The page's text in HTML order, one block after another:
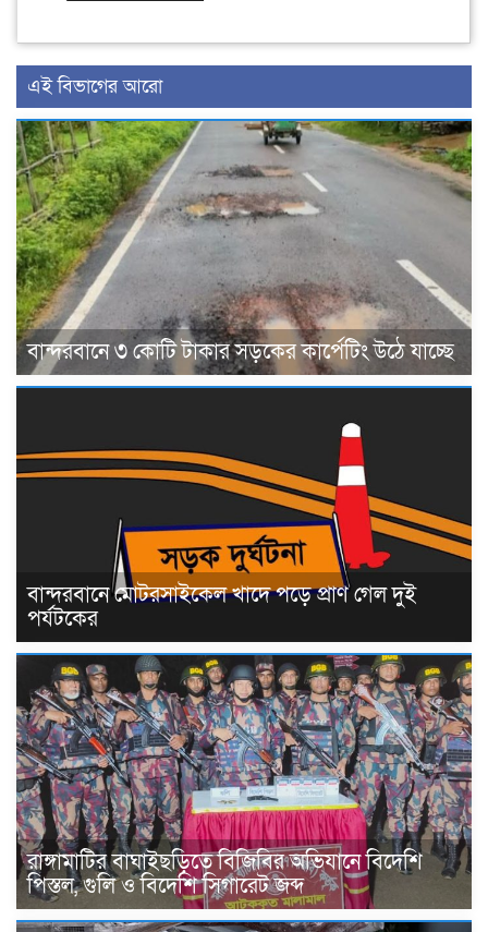
এই বিভাগের আরো
বান্দরবানে ৩ কোটি টাকার সড়কের কার্পেটিং উঠে যাচ্ছে
বান্দরবানে মোটরসাইকেল খাদে পড়ে প্রাণ গেল দুই
পর্যটকের
রাঙ্গামাটির বাঘাইছড়িতে বিজিবির অভিযানে বিদেশি
পিস্তল, গুলি ও বিদেশি সিগারেট জব্দ